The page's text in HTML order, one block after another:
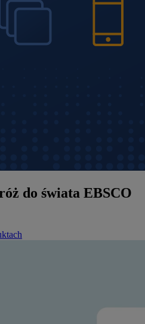
do świata EBSCO